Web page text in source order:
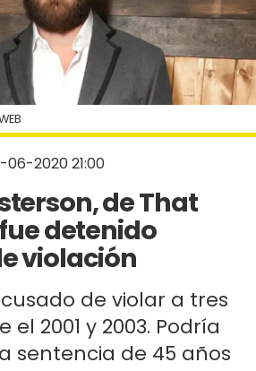
06-2020 21:00
de That
detenido
violación
de violar a tres
2001 y 2003. Podría
sentencia de 45 años